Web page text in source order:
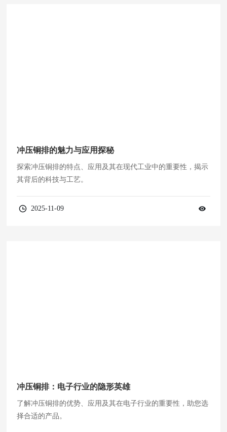
冲压铜排的魅力与应用探秘
探索冲压铜排的特点、应用及其在现代工业中的重要性，揭示
其背后的科技与工艺。
2025-11-09
冲压铜排：电子行业的隐形英雄
了解冲压铜排的优势、应用及其在电子行业的重要性，助您选
择合适的产品。